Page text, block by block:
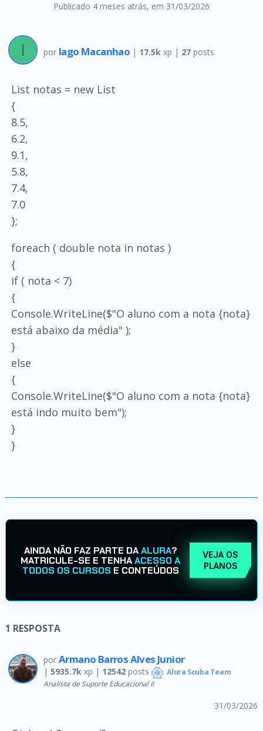
Publicado 4 meses atrás, em 31/03/2026
por Iago Macanhao | 17.5k xp | 27posts
List notas = new List
{
8.5,
6.2,
9.1,
5.8,
7.4,
7.0
};
foreach ( double nota in notas )
{
if ( nota < 7)
{
Console.WriteLine($"O aluno com a nota {nota}
está abaixo da média" );
}
else
{
Console.WriteLine($"O aluno com a nota {nota}
está indo muito bem");
}
}
AINDA NÃO FAZ PARTE DAALURA?
MATRICULE-SE E TENHAACESSO A
TODOS OS CURSOS E CONTEÚDOS
VEJA OS
PLANOS
1 RESPOSTA
por Armano Barros Alves Junior
| 5935.7kxp | 12542posts Alura Scuba Team
Analista de Suporte Educacional II
31/03/2026